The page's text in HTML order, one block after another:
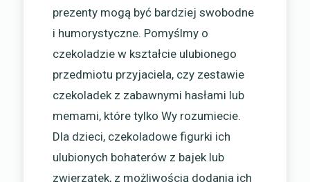
prezenty mogą być bardziej swobodne
i humorystyczne. Pomyślmy o
czekoladzie w kształcie ulubionego
przedmiotu przyjaciela, czy zestawie
czekoladek z zabawnymi hasłami lub
memami, które tylko Wy rozumiecie.
Dla dzieci, czekoladowe figurki ich
ulubionych bohaterów z bajek lub
zwierzątek, z możliwością dodania ich